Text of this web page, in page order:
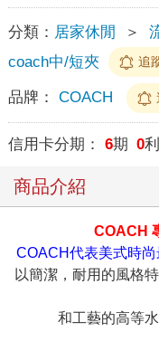
分類： 居家休閒 ＞
coach中/短夾
追
品牌： COACH
信用卡分期： 6期 0
商品介紹
COACH
COACH代表美式時
以簡潔，耐用的風格
和工藝的高等